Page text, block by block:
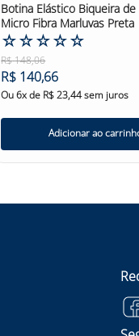
Botina Elástico Biqueira de
Micro Fibra Marluvas Preta
☆☆☆☆☆
R$148,06
R$ 140,66
Ou6x de R$23,44sem juros
Adicionar ao